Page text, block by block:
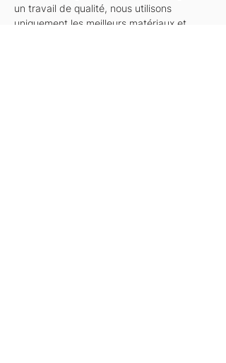
un travail de qualité, nous utilisons
uniquement les meilleurs matériaux et